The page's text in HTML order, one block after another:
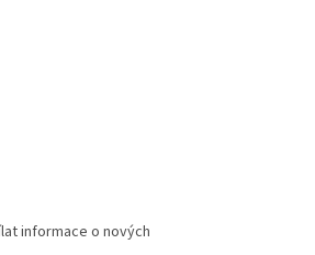
informace o nových